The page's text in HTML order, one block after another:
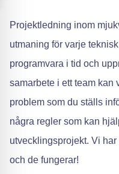
Projektledning inom
utmaning för varje
programvara i tid och
samarbete i ett team kan
problem som du ställs
några regler som kan
utvecklingsprojekt. Vi
och de fungerar!